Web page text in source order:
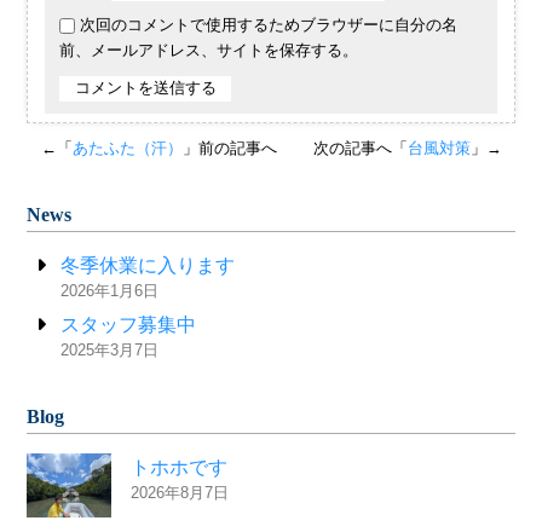
次回のコメントで使用するためブラウザーに自分の名
前、メールアドレス、サイトを保存する。
←「あたふた（汗） 」前の記事へ 次の記事へ「台風対策」→
News
冬季休業に入ります
2026年1月6日
スタッフ募集中
2025年3月7日
Blog
トホホです
2026年8月7日